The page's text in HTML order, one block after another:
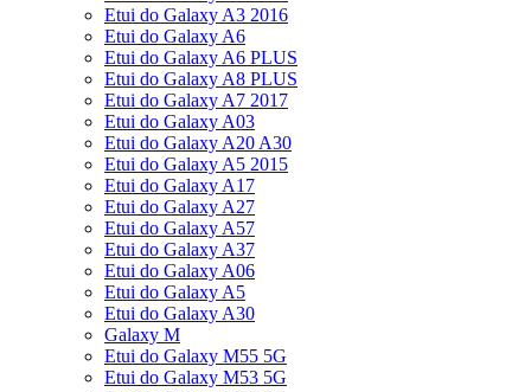
Etui do Galaxy A3 2016
Etui do Galaxy A6
Etui do Galaxy A6 PLUS
Etui do Galaxy A8 PLUS
Etui do Galaxy A7 2017
Etui do Galaxy A03
Etui do Galaxy A20 A30
Etui do Galaxy A5 2015
Etui do Galaxy A17
Etui do Galaxy A27
Etui do Galaxy A57
Etui do Galaxy A37
Etui do Galaxy A06
Etui do Galaxy A5
Etui do Galaxy A30
Galaxy M
Etui do Galaxy M55 5G
Etui do Galaxy M53 5G